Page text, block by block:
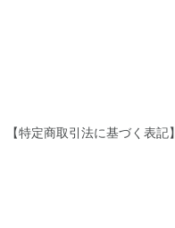
【特定商取引法に基づく表記】